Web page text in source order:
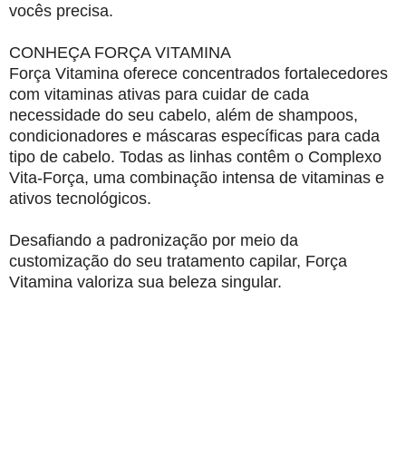
vocês precisa.
CONHEÇA FORÇA VITAMINA
Força Vitamina oferece concentrados fortalecedores
com vitaminas ativas para cuidar de cada
necessidade do seu cabelo, além de shampoos,
condicionadores e máscaras específicas para cada
tipo de cabelo. Todas as linhas contêm o Complexo
Vita-Força, uma combinação intensa de vitaminas e
ativos tecnológicos.
Desafiando a padronização por meio da
customização do seu tratamento capilar, Força
Vitamina valoriza sua beleza singular.